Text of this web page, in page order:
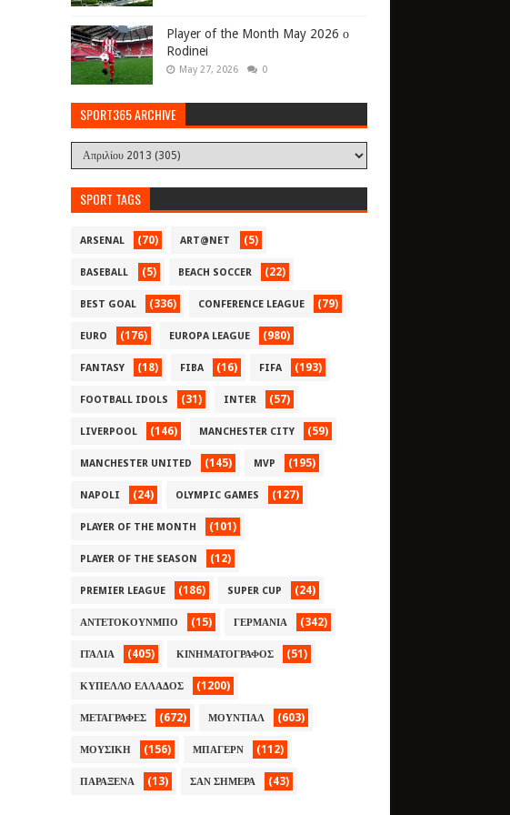
Player of the Month May 2026 ο
Rodinei
May 27, 2026 0
SPORT365 ARCHIVE
SPORT TAGS
ARSENAL (70) ART@NET (5)
BASEBALL (5) BEACH SOCCER (22)
BEST GOAL (336) CONFERENCE LEAGUE (79)
EURO (176) EUROPA LEAGUE (980)
FANTASY (18) FIBA (16) FIFA (193)
FOOTBALL IDOLS (31) INTER (57)
LIVERPOOL (146) MANCHESTER CITY (59)
MANCHESTER UNITED (145) MVP (195)
NAPOLI (24) OLYMPIC GAMES (127)
PLAYER OF THE MONTH (101)
PLAYER OF THE SEASON (12)
PREMIER LEAGUE (186) SUPER CUP (24)
ΑΝΤΕΤΟΚΟΥΝΜΠΟ (15) ΓΕΡΜΑΝΙΑ (342)
ΙΤΑΛΙΑ (405) ΚΙΝΗΜΑΤΟΓΡΑΦΟΣ (51)
ΚΥΠΕΛΛΟ ΕΛΛΑΔΟΣ (1200)
ΜΕΤΑΓΡΑΦΕΣ (672) ΜΟΥΝΤΙΑΛ (603)
ΜΟΥΣΙΚΗ (156) ΜΠΑΓΕΡΝ (112)
ΠΑΡΑΞΕΝΑ (13) ΣΑΝ ΣΗΜΕΡΑ (43)